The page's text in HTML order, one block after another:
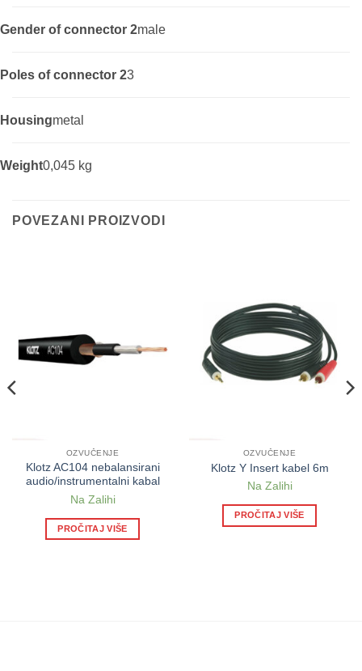
Gender of connector 2male
Poles of connector 23
Housingmetal
Weight0,045 kg
POVEZANI PROIZVODI
OZVUČENJE
Klotz AC104 nebalansirani
audio/instrumentalni kabal
Na Zalihi
PROČITAJ VIŠE
OZVUČENJE
Klotz Y Insert kabel 6m
Na Zalihi
PROČITAJ VIŠE